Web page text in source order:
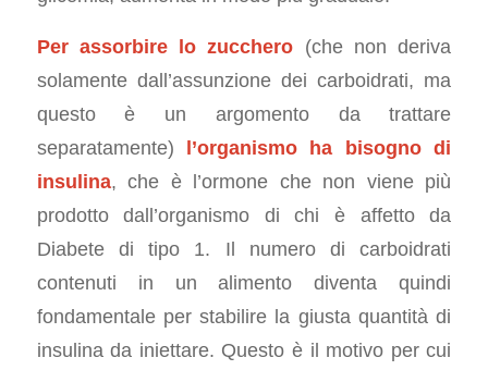
Per assorbire lo zucchero (che non deriva
solamente dall’assunzione dei carboidrati, ma
questo è un argomento da trattare
separatamente) l’organismo ha bisogno di
insulina, che è l’ormone che non viene più
prodotto dall’organismo di chi è affetto da
Diabete di tipo 1. Il numero di carboidrati
contenuti in un alimento diventa quindi
fondamentale per stabilire la giusta quantità di
insulina da iniettare. Questo è il motivo per cui